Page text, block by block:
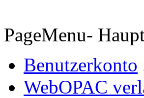
PageMenu-
Benutzerkonto
WebOPAC